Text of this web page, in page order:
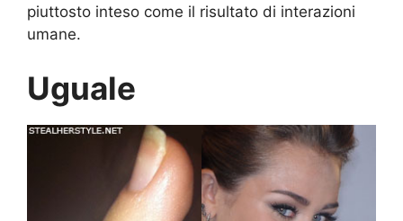
piuttosto inteso come il risultato di interazioni
umane.
Uguale